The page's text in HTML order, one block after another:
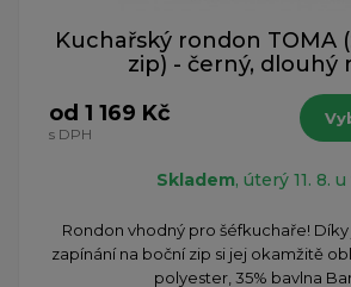
Kuchařský rondon TOMA
zip) - černý, dlouhý
od 1 169 Kč
s DPH
Skladem, úterý 11. 8. u
Rondon vhodný pro šéfkuchaře!
zapínání na boční zip si jej okamžitě
polyester, 35% bavlna